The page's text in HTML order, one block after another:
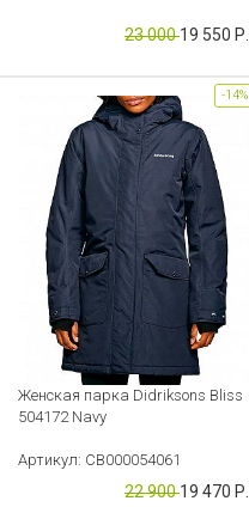
Артикул: CB000054065
23 00019 550 Р.
Женская парка Didriksons Bliss
504172 Navy
Артикул: CB000054061
22 90019 470 Р.
-14%